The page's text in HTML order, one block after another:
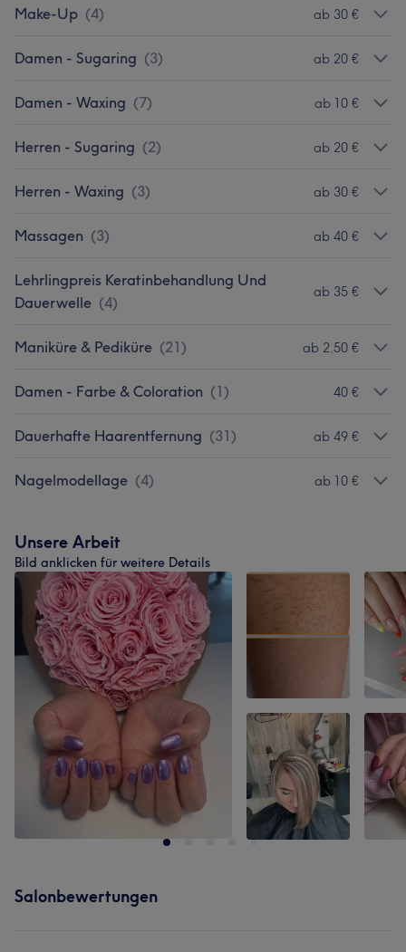
Make-Up (4) ab 30 €
Damen - Sugaring (3) ab 20 €
Damen - Waxing (7) ab 10 €
Herren - Sugaring (2) ab 20 €
Herren - Waxing (3) ab 30 €
Massagen (3) ab 40 €
Lehrlingpreis Keratinbehandlung Und
Dauerwelle (4)
ab 35 €
Maniküre & Pediküre (21) ab 2,50 €
Damen - Farbe & Coloration (1) 40 €
Dauerhafte Haarentfernung (31) ab 49 €
Nagelmodellage (4) ab 10 €
Unsere Arbeit
Bild anklicken für weitere Details
Salonbewertungen